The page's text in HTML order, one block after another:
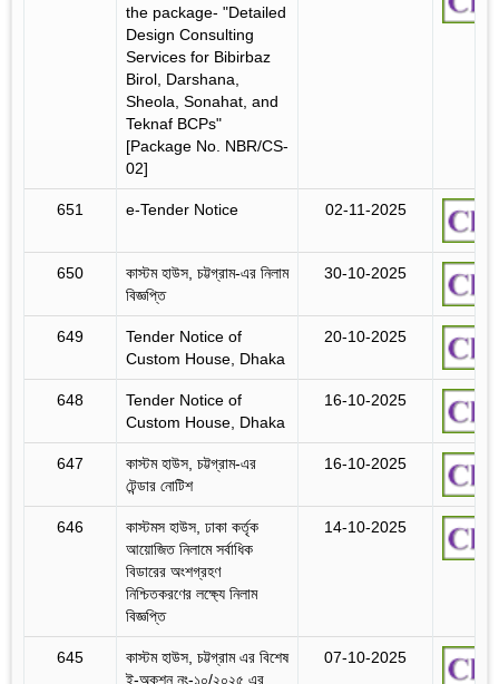
the package- "Detailed
Design Consulting
Services for Bibirbaz
Birol, Darshana,
Sheola, Sonahat, and
Teknaf BCPs"
[Package No. NBR/CS-
02]
651 e-Tender Notice 02-11-2025
650
কাস্টম হাউস, চট্টগ্রাম-এর নিলাম
বিজ্ঞপ্তি
30-10-2025
649
Tender Notice of
Custom House, Dhaka
20-10-2025
648
Tender Notice of
Custom House, Dhaka
16-10-2025
647
কাস্টম হাউস, চট্টগ্রাম-এর
টেন্ডার নোটিশ
16-10-2025
646
কাস্টমস হাউস, ঢাকা কর্তৃক
আয়োজিত নিলামে সর্বাধিক
বিডারের অংশগ্রহণ
নিশ্চিতকরণের লক্ষ্যে নিলাম
বিজ্ঞপ্তি
14-10-2025
645
কাস্টম হাউস, চট্টগ্রাম এর বিশেষ
ই-অকশন নং-১০/২০২৫ এর
07-10-2025